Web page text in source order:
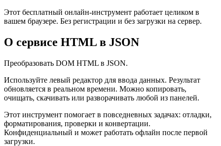
Этот бесплатный онлайн‑инструмент работает целиком в
вашем браузере. Без регистрации и без загрузки на сервер.
О сервисе HTML в JSON
Преобразовать DOM HTML в JSON.
Используйте левый редактор для ввода данных. Результат
обновляется в реальном времени. Можно копировать,
очищать, скачивать или разворачивать любой из панелей.
Этот инструмент помогает в повседневных задачах: отладки,
форматирования, проверки и конвертации.
Конфиденциальный и может работать офлайн после первой
загрузки.